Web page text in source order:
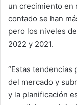
un crecimiento en
contado se han
pero los niveles
2022 y 2021.
“Estas tendencias
del mercado y
y la planificación